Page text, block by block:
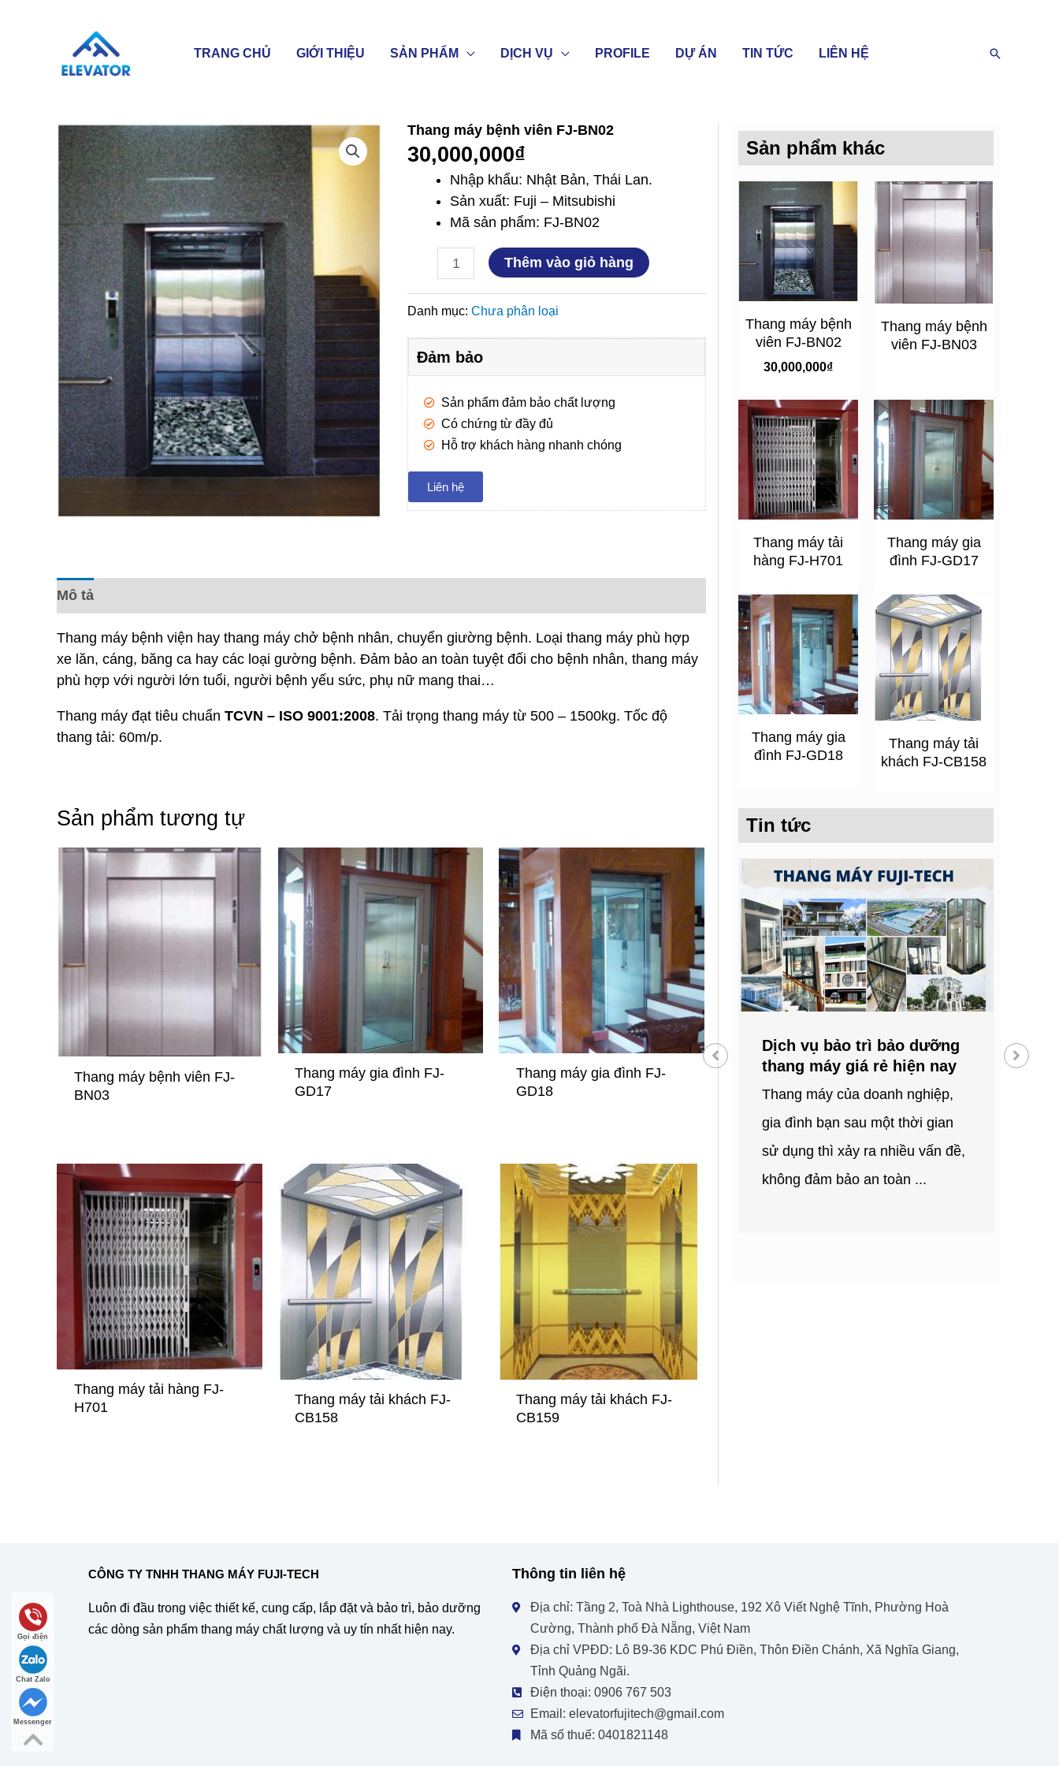
TRANG CHỦ GIỚI THIỆU SẢN PHẨM DỊCH VỤ PROFILE DỰ ÁN TIN TỨC LIÊN HỆ Search
Thang máy bệnh viên FJ-BN02
30,000,000₫
Nhập khẩu: Nhật Bản, Thái Lan.
Sản xuất: Fuji – Mitsubishi
Mã sản phẩm: FJ-BN02
Thang
máy
bệnh
lượng
Thêm vào giỏ hàng
Danh mục: Chưa phân loại
Đảm bảo
Sản phẩm đảm bảo chất lượng
Có chứng từ đầy đủ
Hỗ trợ khách hàng nhanh chóng
Liên hệ
Mô tả
Thang máy bệnh viện hay thang máy chở bệnh nhân, chuyển giường bệnh. Loại thang máy phù hợp
xe lăn, cáng, băng ca hay các loại gường bệnh. Đảm bảo an toàn tuyệt đối cho bệnh nhân, thang máy
phù hợp với người lớn tuổi, người bệnh yếu sức, phụ nữ mang thai…
Thang máy đạt tiêu chuẩn TCVN – ISO 9001:2008. Tải trọng thang máy từ 500 – 1500kg. Tốc độ
thang tải: 60m/p.
Sản phẩm tương tự
Thang máy bệnh viên FJ-
BN03
Thang máy gia đình FJ-
GD17
Thang máy gia đình FJ-
GD18
Thang máy tải hàng FJ-
H701
Thang máy tải khách FJ-
CB158
Thang máy tải khách FJ-
CB159
Sản phẩm khác
Thang máy bệnh
viên FJ-BN02
30,000,000₫
Thang máy bệnh
viên FJ-BN03
Thang máy tải
hàng FJ-H701
Thang máy gia
đình FJ-GD17
Thang máy gia
đình FJ-GD18
Thang máy tải
khách FJ-CB158
Tin tức
Cách xử lý khi bị kẹt thang
máy hiệu quả nhất bạn cần
rộng rãi tại các cơ quan nhà
nước, doanh nghiệp hoặc ...
Dịch vụ sửa chữa thang
máy chuyên nghiệp hiện
nay
bảo dưỡng thường xuyên sẽ xảy
ra nhiều vấn đề hư hỏng ...
Dịch vụ bảo trì bảo dưỡng
thang máy giá rẻ hiện nay
Thang máy của doanh nghiệp,
gia đình bạn sau một thời gian
sử dụng thì xảy ra nhiều vấn đề,
không đảm bảo an toàn ...
tại
CÔNG TY TNHH THANG MÁY FUJI-TECH
Luôn đi đầu trong việc thiết kế, cung cấp, lắp đặt và bảo trì, bảo dưỡng
các dòng sản phẩm thang máy chất lượng và uy tín nhất hiện nay.
Thông tin liên hệ
Địa chỉ: Tầng 2, Toà Nhà Lighthouse, 192 Xô Viết Nghệ Tĩnh, Phường Hoà
Cường, Thành phố Đà Nẵng, Việt Nam
Địa chỉ VPĐD: Lô B9-36 KDC Phú Điền, Thôn Điền Chánh, Xã Nghĩa Giang,
Tỉnh Quảng Ngãi.
Điện thoại: 0906 767 503
Email: elevatorfujitech@gmail.com
Mã số thuế: 0401821148
Gọi điện
Chat Zalo
Messenger